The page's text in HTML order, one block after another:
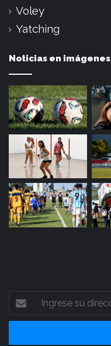
Voley
Yatching
Noticias en imágenes
Ingrese
su
dirección